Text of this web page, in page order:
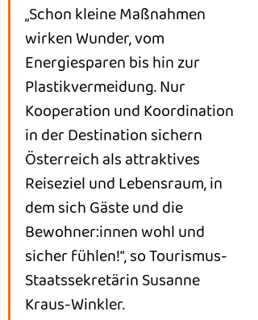
„Schon kleine Maßnahmen
wirken Wunder, vom
Energiesparen bis hin zur
Plastikvermeidung. Nur
Kooperation und Koordination
in der Destination sichern
Österreich als attraktives
Reiseziel und Lebensraum, in
dem sich Gäste und die
Bewohner:innen wohl und
sicher fühlen!“, so Tourismus-
Staatssekretärin Susanne
Kraus-Winkler.